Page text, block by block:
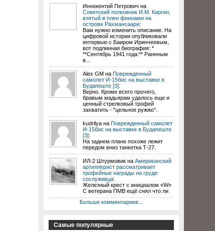
Иннокентий Петрович на
Советский полковник И.М. Каргин,
взятый в плен финнами на
острове Рахмансаари:
Вам нужно изменить описание. На
цифровой истории опубликовали
интервью с Баиром Иринчеевым,
вот подлинная биография: *
**Сентябрь 1941 года:** Раненым
в...
Alex GM на Поврежденный
самолет И-15бис на выставке в
Будапеште [3]:
Верно. Кроме всего прочего,
бравым мадьярам удалось еще и
ценный стрелковый трофей
захватить - "цельное ружжо".
kudrilya на Поврежденный самолет
И-15бис на выставке в Будапеште
[3]:
На заднем плане похоже лежит
передом вниз танкетка Т-27.
ИЛ-2 Штурмовик на Американский
артиллерист рассматривает
трофейные награды на груди
сослуживца:
Железный крест с инициалом «W»
С ветерана ПМВ ещё снял что ли
Больше комментариев...
Самые популярные